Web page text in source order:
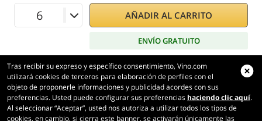
AÑADIR AL CARRITO
ENVÍO GRATUITO
Tras recibir su expreso y específico consentimiento, Vino.com
utilizará cookies de terceros para elaboración de perfiles con el
objeto de proponerle informaciones y publicidad acordes con sus
preferencias. Usted puede configurar sus preferencias haciendo clic aquí.
Al seleccionar “Aceptar”, usted nos autoriza a utilizar todos los tipos de
cookies, en cambio, si cierra este banner, se activarán únicamente las
Vino.com
Made with
in Tuscany